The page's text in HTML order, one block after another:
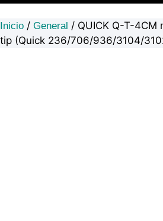
Inicio / General / QUICK Q-T-4CM
tip (Quick 236/706/936/3104/